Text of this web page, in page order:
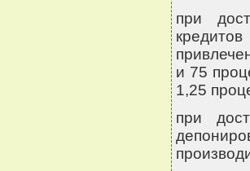
при
и 75
1,25
при